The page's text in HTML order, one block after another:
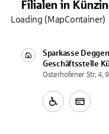
Filialen in
Sparkasse
Geschäftsstelle
Osterhofener Str. 4,
Loading (MapContainer)